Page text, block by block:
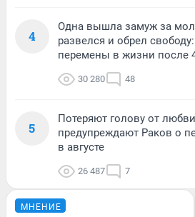
4
Одна вышла замуж за
развелся и обрел
перемены в жизни после
30 280 48
5
Потеряют голову от
предупреждают Раков о
в августе
26 487 7
МНЕНИЕ